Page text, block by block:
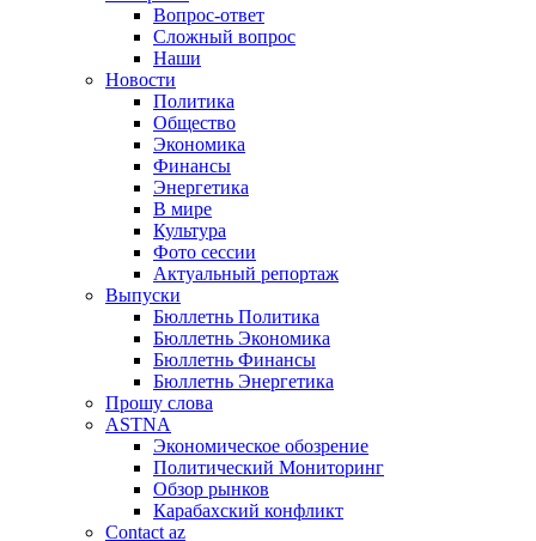
Вопрос-ответ
Сложный вопрос
Наши
Новости
Политика
Общество
Экономика
Финансы
Энергетика
В мире
Культура
Фото сессии
Актуальный репортаж
Выпуски
Бюллетнь Политика
Бюллетнь Экономика
Бюллетнь Финансы
Бюллетнь Энергетика
Прошу слова
ASTNA
Экономическое обозрение
Политический Мониторинг
Обзор рынков
Карабахский конфликт
Contact az